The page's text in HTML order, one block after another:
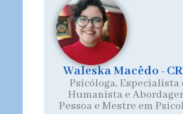
Waleska Macêdo -
Psicóloga, Especialista
Humanista e
Pessoa e Mestre em